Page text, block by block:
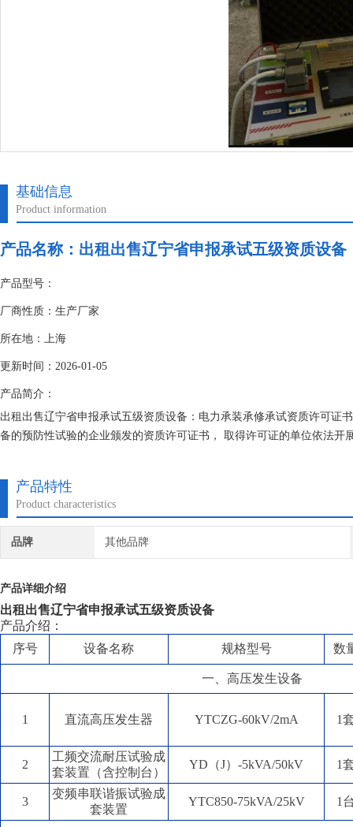
基础信息
Product information
产品名称： 出租出售辽宁省申报承试五级资质设备
产品型号：
厂商性质：生产厂家
所在地：上海
更新时间：2026-01-05
产品简介：
出租出售辽宁省申报承试五级资质设备：电力承装承修承试资质许可证
备的预防性试验的企业颁发的资质许可证书， 取得许可证的单位依法开
产品特性
Product characteristics
品牌 其他品牌
产品详细介绍
出租出售辽宁省申报承试五级资质设备
产品介绍：
序号
设备名称 规格型号 数
一、高压发生设备
1 直流高压发生器 YTCZG-60kV/2mA 1
2
工频交流耐压试验成
套装置（含控制台）
YD（J）-5kVA/50kV 1
3
变频串联谐振试验成
套装置
YTC850-75kVA/25kV 1